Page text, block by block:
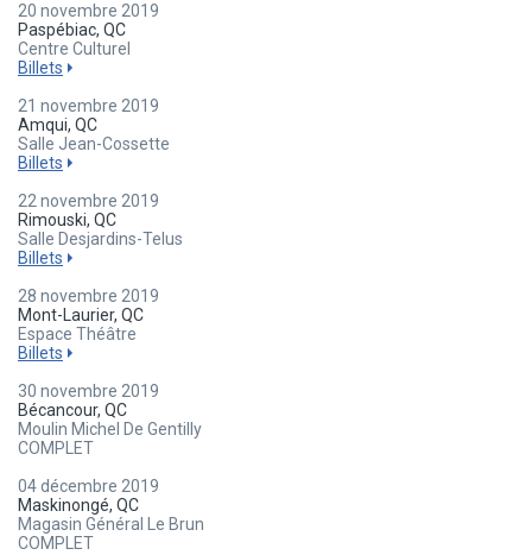
20 novembre 2019
Paspébiac, QC
Centre Culturel
Billets
21 novembre 2019
Amqui, QC
Salle Jean-Cossette
Billets
22 novembre 2019
Rimouski, QC
Salle Desjardins-Telus
Billets
28 novembre 2019
Mont-Laurier, QC
Espace Théâtre
Billets
30 novembre 2019
Bécancour, QC
Moulin Michel De Gentilly
COMPLET
04 décembre 2019
Maskinongé, QC
Magasin Général Le Brun
COMPLET